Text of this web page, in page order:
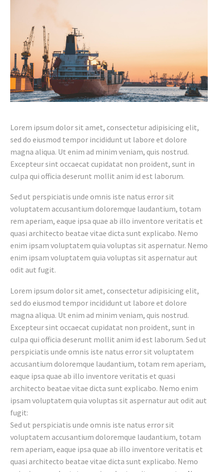
Lorem ipsum dolor sit amet, consectetur adipisicing elit,
sed do eiusmod tempor incididunt ut labore et dolore
magna aliqua. Ut enim ad minim veniam, quis nostrud.
Excepteur sint occaecat cupidatat non proident, sunt in
culpa qui officia deserunt mollit anim id est laborum.
Sed ut perspiciatis unde omnis iste natus error sit
voluptatem accusantium doloremque laudantium, totam
rem aperiam, eaque ipsa quae ab illo inventore veritatis et
quasi architecto beatae vitae dicta sunt explicabo. Nemo
enim ipsam voluptatem quia voluptas sit aspernatur. Nemo
enim ipsam voluptatem quia voluptas sit aspernatur aut
odit aut fugit.
Lorem ipsum dolor sit amet, consectetur adipisicing elit,
sed do eiusmod tempor incididunt ut labore et dolore
magna aliqua. Ut enim ad minim veniam, quis nostrud.
Excepteur sint occaecat cupidatat non proident, sunt in
culpa qui officia deserunt mollit anim id est laborum. Sed ut
perspiciatis unde omnis iste natus error sit voluptatem
accusantium doloremque laudantium, totam rem aperiam,
eaque ipsa quae ab illo inventore veritatis et quasi
architecto beatae vitae dicta sunt explicabo. Nemo enim
ipsam voluptatem quia voluptas sit aspernatur aut odit aut
fugit:
Sed ut perspiciatis unde omnis iste natus error sit
voluptatem accusantium doloremque laudantium, totam
rem aperiam, eaque ipsa quae ab illo inventore veritatis et
quasi architecto beatae vitae dicta sunt explicabo. Nemo